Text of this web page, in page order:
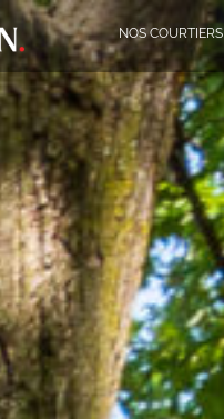
NOS COURTIERS